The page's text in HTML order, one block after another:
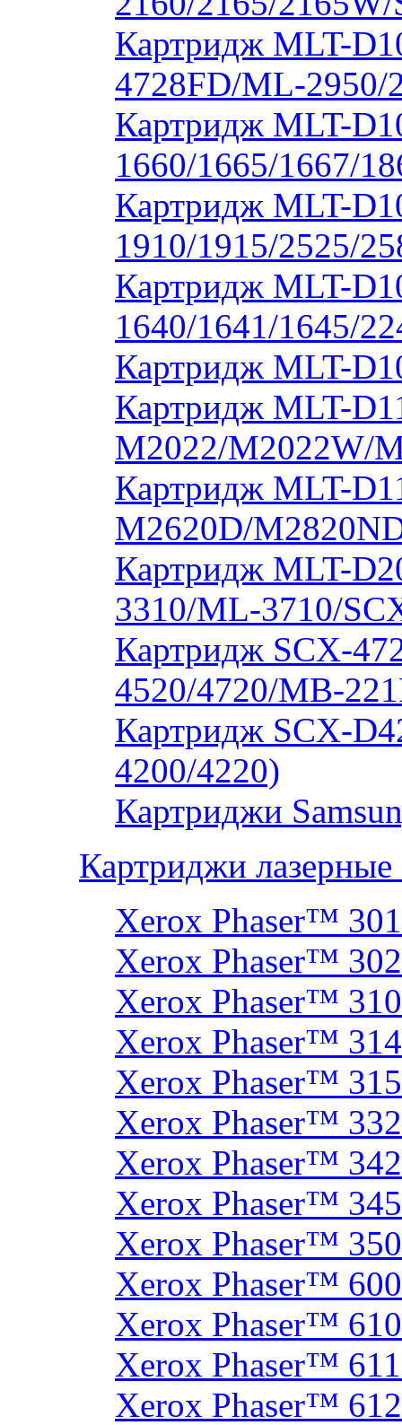
Картридж MLT-
4728FD/ML-2950/
Картридж MLT-
1660/1665/1667/
Картридж MLT-
1910/1915/2525/
Картридж MLT-
1640/1641/1645/
Картридж MLT-
Картридж MLT-
M2022/M2022W/
Картридж MLT-
M2620D/
Картридж MLT-
3310/ML-3710/
Картридж SCX-
4520/4720/MB-
Картридж SCX-
4200/4220)
Картриджи
Картриджи
Xerox Phaser™
Xerox Phaser™
Xerox Phaser™
Xerox Phaser™
Xerox Phaser™
Xerox Phaser™
Xerox Phaser™
Xerox Phaser™
Xerox Phaser™
Xerox Phaser™
Xerox Phaser™
Xerox Phaser™
Xerox Phaser™